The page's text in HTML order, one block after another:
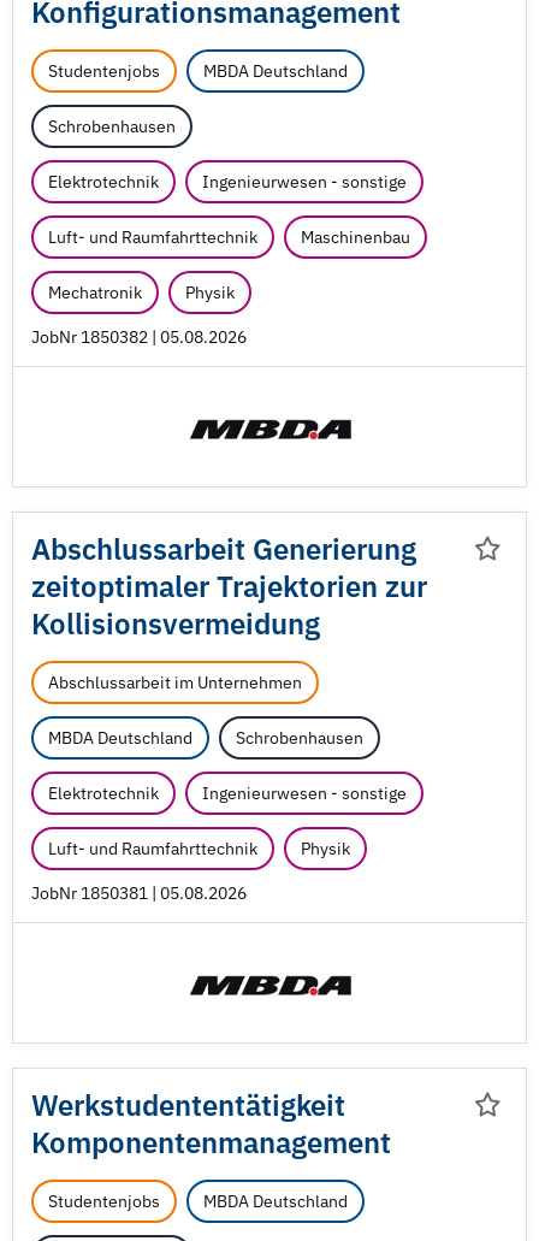
Konfigurationsmanagement
Studentenjobs MBDA Deutschland
Schrobenhausen
Elektrotechnik Ingenieurwesen - sonstige
Luft- und Raumfahrttechnik Maschinenbau
Mechatronik Physik
JobNr 1850382 | 05.08.2026
Abschlussarbeit Generierung
zeitoptimaler Trajektorien zur
Kollisionsvermeidung
Abschlussarbeit im Unternehmen
MBDA Deutschland Schrobenhausen
Elektrotechnik Ingenieurwesen - sonstige
Luft- und Raumfahrttechnik Physik
JobNr 1850381 | 05.08.2026
Werkstudententätigkeit
Komponentenmanagement
Studentenjobs MBDA Deutschland